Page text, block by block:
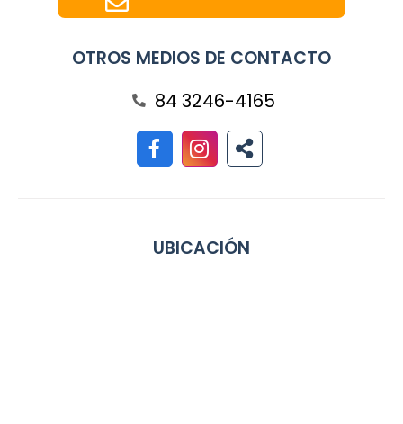
OTROS MEDIOS DE CONTACTO
84 3246-4165
UBICACIÓN